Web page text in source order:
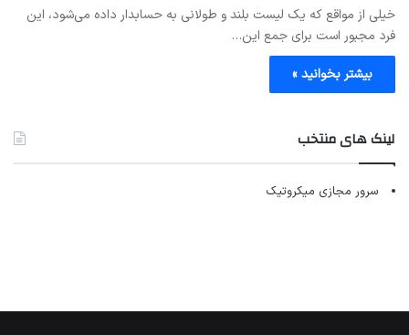
خیلی از مواقع که یک لیست بلند و طولانی به حسابدار داده می‌شود، این
فرد مجبور است برای جمع این…
بیشتر بخوانید »
لینک های منتخب
سرور مجازی میکروتیک